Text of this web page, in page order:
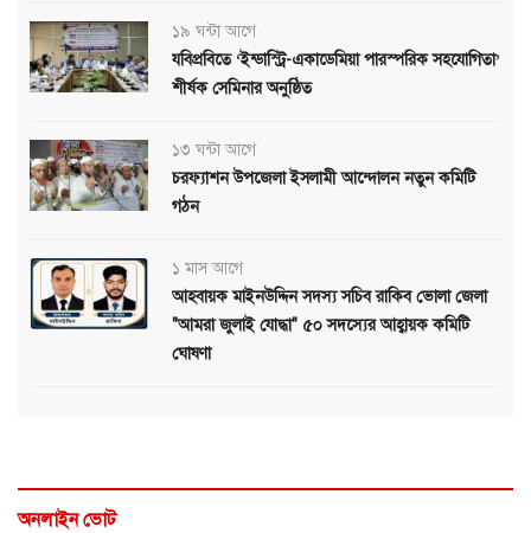
১৯ ঘন্টা আগে
যবিপ্রবিতে ‘ইন্ডাস্ট্রি-একাডেমিয়া পারস্পরিক সহযোগিতা’
শীর্ষক সেমিনার অনুষ্ঠিত
১৩ ঘন্টা আগে
চরফ্যাশন উপজেলা ইসলামী আন্দোলন নতুন কমিটি
গঠন
১ মাস আগে
আহবায়ক মাইনউদ্দিন সদস্য সচিব রাকিব ভোলা জেলা
"আমরা জুলাই যোদ্ধা" ৫০ সদস্যের আহ্বায়ক কমিটি
ঘোষণা
অনলাইন ভোট